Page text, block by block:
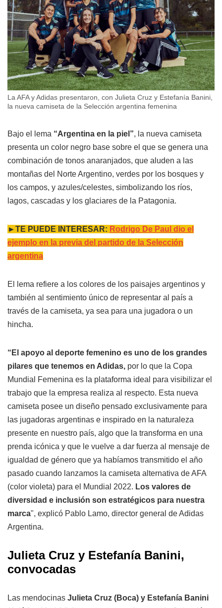
La AFA y Adidas presentaron, con Julieta Cruz y Estefanía Banini,
la nueva camiseta de la Selección argentina femenina
Bajo el lema “Argentina en la piel”, la nueva camiseta
presenta un color negro base sobre el que se genera una
combinación de tonos anaranjados, que aluden a las
montañas del Norte Argentino, verdes por los bosques y
los campos, y azules/celestes, simbolizando los ríos,
lagos, cascadas y los glaciares de la Patagonia.
►TE PUEDE INTERESAR: Rodrigo De Paul dio el
ejemplo en la previa del partido de la Selección
argentina
El lema refiere a los colores de los paisajes argentinos y
también al sentimiento único de representar al país a
través de la camiseta, ya sea para una jugadora o un
hincha.
“El apoyo al deporte femenino es uno de los grandes
pilares que tenemos en Adidas, por lo que la Copa
Mundial Femenina es la plataforma ideal para visibilizar el
trabajo que la empresa realiza al respecto. Esta nueva
camiseta posee un diseño pensado exclusivamente para
las jugadoras argentinas e inspirado en la naturaleza
presente en nuestro país, algo que la transforma en una
prenda icónica y que le vuelve a dar fuerza al mensaje de
igualdad de género que ya habíamos transmitido el año
pasado cuando lanzamos la camiseta alternativa de AFA
(color violeta) para el Mundial 2022. Los valores de
diversidad e inclusión son estratégicos para nuestra
marca", explicó Pablo Lamo, director general de Adidas
Argentina.
Julieta Cruz y Estefanía Banini,
convocadas
Las mendocinas Julieta Cruz (Boca) y Estefanía Banini